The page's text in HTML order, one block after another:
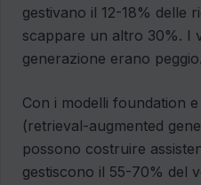
gestivano il 12-18% delle
scappare un altro 30%. I
generazione erano peggio.
Con i modelli foundation
(retrieval-augmented
possono costruire
gestiscono il 55-70% del